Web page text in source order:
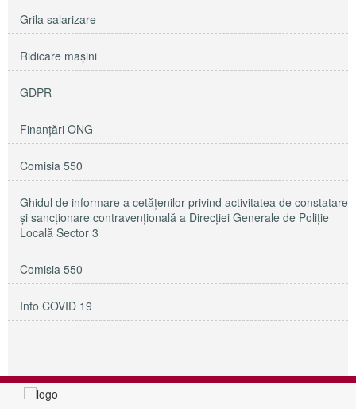
Grila salarizare
Ridicare maşini
GDPR
Finanțări ONG
Comisia 550
Ghidul de informare a cetățenilor privind activitatea de constatare
și sancționare contravențională a Direcției Generale de Poliție
Locală Sector 3
Comisia 550
Info COVID 19